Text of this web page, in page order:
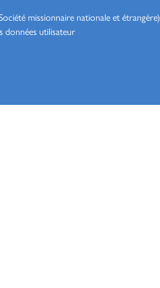
missionnaire nationale et étrangère)
données utilisateur